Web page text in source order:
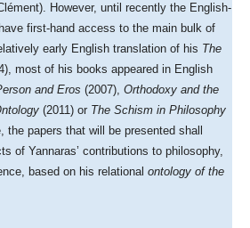
However, until recently the English-
first-hand access to the main bulk of
early English translation of his The
most of his books appeared in English
and Eros (2007), Orthodoxy and the
(2011) or The Schism in Philosophy
the papers that will be presented shall
of Yannaras’ contributions to philosophy,
based on his relational ontology of the